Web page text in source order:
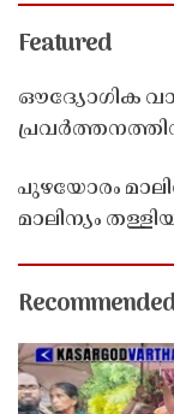
Featured
ഔദ്യോഗിക
പുഴയോരം
മാലിന്യം